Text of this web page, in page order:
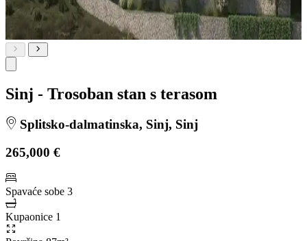
Sinj - Trosoban stan s terasom
Splitsko-dalmatinska, Sinj, Sinj
265,000 €
Spavaće sobe 3
Kupaonice 1